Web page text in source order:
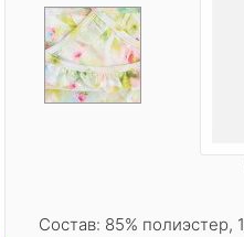
Состав: 85% полиэстер,